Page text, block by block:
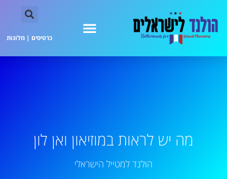
כרטיסים | מלונות
מה יש לראות במוזיאון ואן לון
הולנד למטייל הישראלי